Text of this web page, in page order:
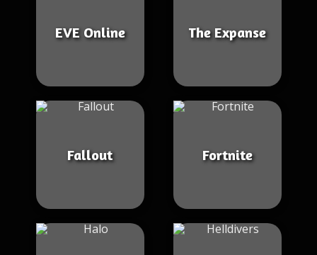
EVE Online The Expanse
Fallout Fortnite